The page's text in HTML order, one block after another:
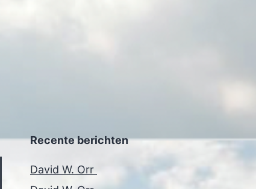
Recente berichten
David W. Orr